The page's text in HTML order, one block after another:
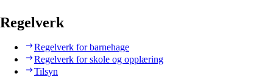
Regelverk
Regelverk for barnehage
Regelverk for skole og opplæring
Tilsyn